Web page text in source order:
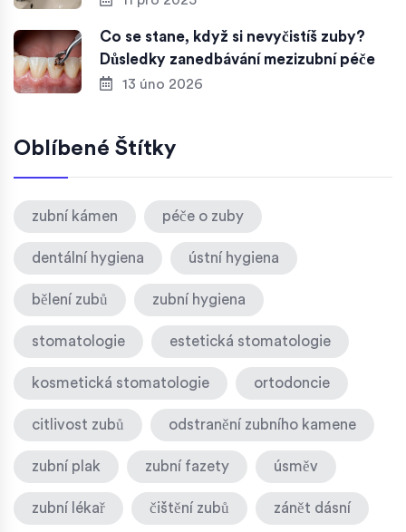
Co se stane, když si nevyčistíš zuby?
Důsledky zanedbávání mezizubní péče
13 úno 2026
Oblíbené Štítky
zubní kámen péče o zuby
dentální hygiena ústní hygiena
bělení zubů zubní hygiena
stomatologie estetická stomatologie
kosmetická stomatologie ortodoncie
citlivost zubů odstranění zubního kamene
zubní plak zubní fazety úsměv
zubní lékař čištění zubů zánět dásní